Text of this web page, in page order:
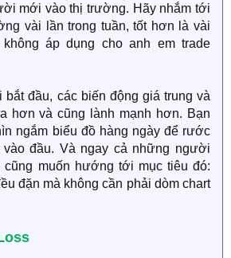
mới vào thị trường. Hãy nhắm tới
vài lần trong tuần, tốt hơn là vài
áp dụng cho anh em trade
đầu, các biến động giá trung và
hơn và cũng lành mạnh hơn. Bạn
ngắm biểu đồ hàng ngày để rước
vào đầu. Và ngay cả những người
cũng muốn hướng tới mục tiêu đó:
đặn mà không cần phải dòm chart